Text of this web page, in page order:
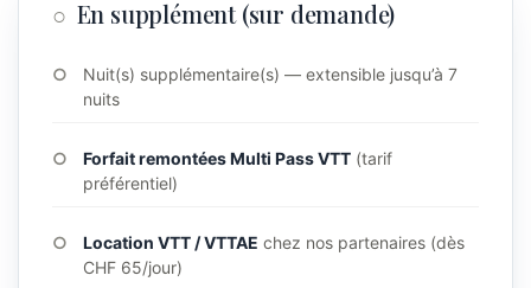
En supplément (sur demande)
Nuit(s) supplémentaire(s) — extensible jusqu’à 7
nuits
Forfait remontées Multi Pass VTT (tarif
préférentiel)
Location VTT / VTTAE chez nos partenaires (dès
CHF 65/jour)